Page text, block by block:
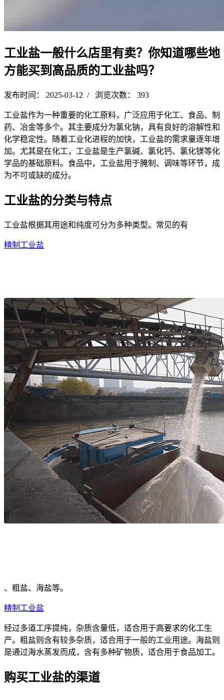
工业盐一般什么店里有卖？你知道哪些地
方能买到高品质的工业盐吗？
发布时间： 2025-03-12 / 浏览次数： 393
工业盐作为一种重要的化工原料，广泛应用于化工、食品、制
药、冶金等多个。其主要成分为氯化钠，具有良好的溶解性和
化学稳定性。随着工业化进程的加快，工业盐的需求量逐年增
加。尤其是在化工，工业盐是生产氯碱、氯化钙、氯化镁等化
学品的基础原料。食品中，工业盐用于腌制、调味等环节，成
为不可或缺的成分。
工业盐的分类与特点
工业盐根据其用途和纯度可分为多种类型。常见的有
精制工业盐
、粗盐、海盐等。
精制工业盐
经过多道工序提纯，杂质含量低，适合用于高要求的化工生
产。粗盐则含有较多杂质，适合用于一般的工业用途。海盐则
是通过海水蒸发而成，含有多种矿物质，适合用于食品加工。
购买工业盐的渠道